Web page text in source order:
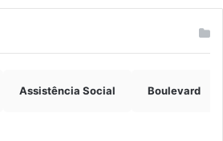
Assistência Social Boulevard